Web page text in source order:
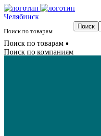
Челябинск
Поиск по товарам
Поиск по товарам
Поиск по компаниям